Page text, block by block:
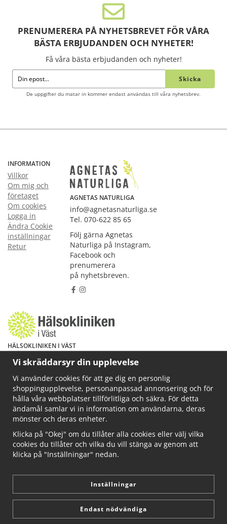
PRENUMERERA PÅ NYHETSBREVET FÖR VÅRA
BÄSTA ERBJUDANDEN OCH NYHETER!
Få våra bästa erbjudanden och nyheter!
Skicka
De uppgifter du matar in kommer endast användas till våra nyhetsbrev.
INFORMATION
Villkor
Om mig och
företaget
Om cookies
Logga in
Ändra Cookie
inställningar
Retur
AGNETAS NATURLIGA
info@agnetasnaturliga.se
Tel. 070-622 85 65
Följ gärna Agnetas
Naturliga på Instagram,
Facebook och
prenumerera
på nyhetsbreven.
HÄLSOKLINIKEN I VÄST
Har du hälsoproblem? Fråga mig!
info@ahkliniken.se eller ring 070-622 85 65
Läs gärna mer på www.ahkliniken.se
Vi skräddarsyr din upplevelse
Vi använder cookies för att ge dig en personlig
shoppingupplevelse, personanpassad annonsering och för
hålla våra webbplatser tillförlitliga och säkra. För detta
ändamål samlar vi in information om användarna, deras
mönster och deras enheter.
Klicka på "Okej" om du tillåter alla cookies eller välj vilka
cookies du tillåter och vilka du vill stänga av genom att
klicka på "Inställningar" nedan.
Inställningar
Endast nödvändiga